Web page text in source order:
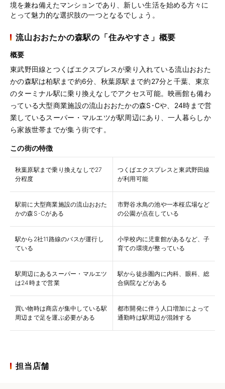
境を兼ね備えたマンションであり、新しい生活を始める方々に
とって魅力的な選択肢の一つとなるでしょう。
流山おおたかの森駅の「住みやすさ」概要
概要
東武野田線とつくばエクスプレスが乗り入れている流山おおた
かの森駅は柏駅まで約6分、秋葉原駅まで約27分と千葉、東京
のターミナル駅に乗り換えなしでアクセス可能。映画館も備わ
っている大型商業施設の流山おおたかの森S･Cや、24時まで営
業しているスーパー・マルエツが駅周辺にあり、一人暮らしか
ら家族世帯までが集う街です。
この街の特徴
秋葉原駅まで乗り換えなしで27
分程度
つくばエクスプレスと東武野田線
が利用可能
駅前に大型商業施設の流山おおた
かの森S･Cがある
市野谷水鳥の池や一本桜広場など
の公園が点在している
駅から2社11路線のバスが運行し
ている
小学校内に児童館があるなど、子
育ての環境が整っている
駅周辺にあるスーパー・マルエツ
は24時まで営業
駅から徒歩圏内に内科、眼科、総
合病院などがある
買い物時は商店が集中している駅
周辺まで足を運ぶ必要がある
都市開発に伴う人口増加によって
通勤時は駅周辺が混雑する
担当店舗